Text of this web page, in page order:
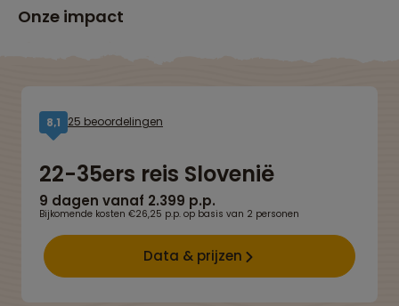
Onze impact
8,1 25 beoordelingen
22-35ers reis Slovenië
9 dagen vanaf 2.399 p.p.
Bijkomende kosten €26,25 p.p. op basis van 2 personen
Data & prijzen